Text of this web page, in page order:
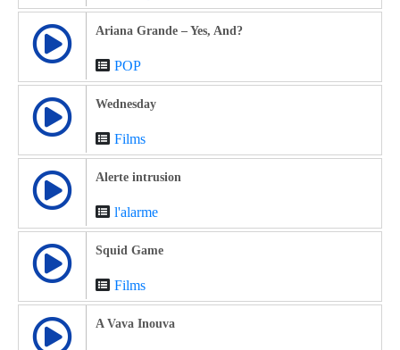
Ariana Grande – Yes, And?
POP
Wednesday
Films
Alerte intrusion
l'alarme
Squid Game
Films
A Vava Inouva